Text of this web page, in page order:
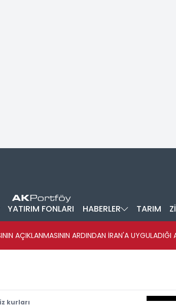
YATIRIM FONLARI HABERLER TARIM
AÇIKLANMASININ ARDINDAN İRAN'A UYGULADIĞI
kurları